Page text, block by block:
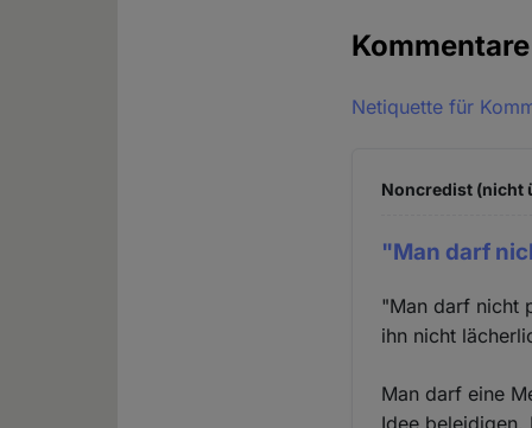
Kommentare
Netiquette für
Noncredist (nicht
"Man darf
"Man darf nicht
ihn nicht
Man darf eine